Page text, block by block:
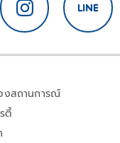
งสถานการณ์
ตี้